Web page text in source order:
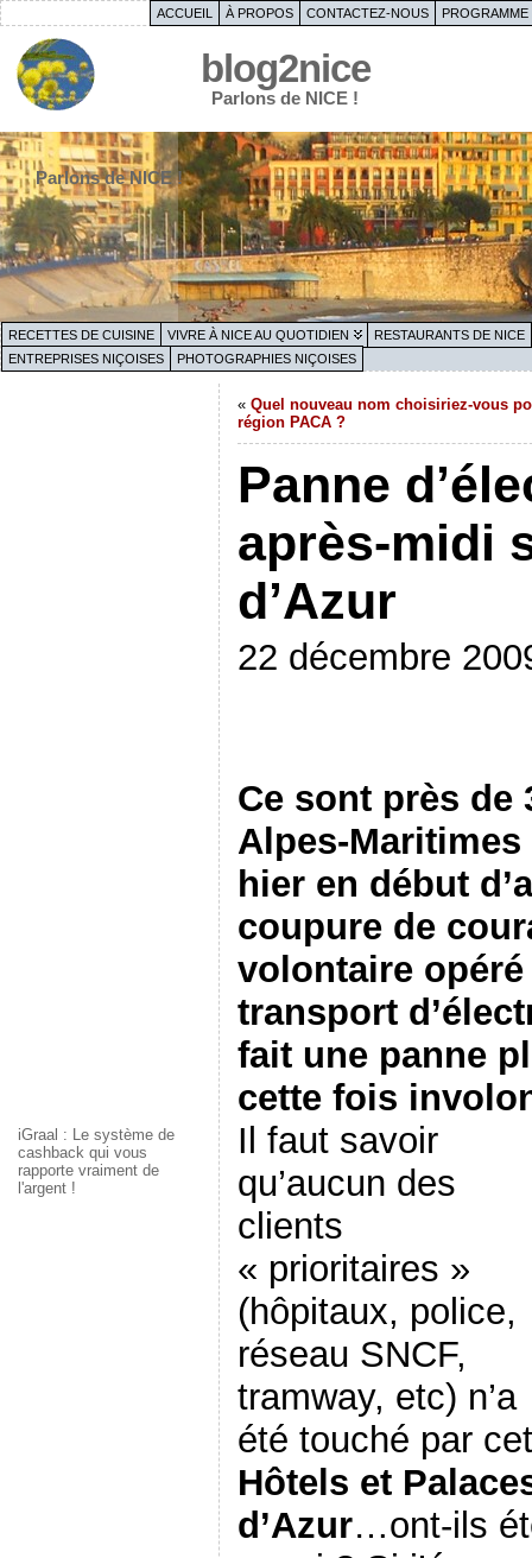
ACCUEIL À PROPOS CONTACTEZ-NOUS PROGRAMME
blog2nice
Parlons de NICE !
Parlons de NICE !
RECETTES DE CUISINE VIVRE À NICE AU QUOTIDIEN
RESTAURANTS DE NICE
ENTREPRISES NIÇOISES
PHOTOGRAPHIES NIÇOISES
iGraal : Le système de
cashback qui vous
rapporte vraiment de
l'argent !
« Quel nouveau nom choisiriez-vous
région PACA ?
Panne
après-midi
d’Azur
22 décembre
Ce sont près de
Alpes-
hier en début
coupure de
volontaire opéré
transport
fait une panne
cette fois
Il faut savoir
qu’aucun des
clients
« prioritaires »
(hôpitaux, police,
réseau SNCF,
tramway, etc) n’a
été touché par
Hôtels et
d’Azur…ont-ils